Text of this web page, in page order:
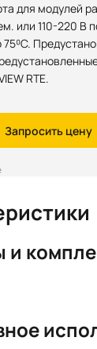
для модулей
или 110-220 В
RTE.
Запросить цену
и